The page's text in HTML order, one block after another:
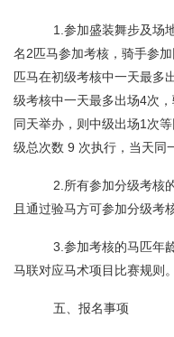
1.参加盛装舞步及场
名2匹马参加考核，骑手参
匹马在初级考核中一天最多
级考核中一天最多出场4次
同天举办，则中级出场1次
级总次数 9 次执行，当天同
2.所有参加分级考核
且通过验马方可参加分级考核
3.参加考核的马匹年
马联对应马术项目比赛规则。
五、报名事项